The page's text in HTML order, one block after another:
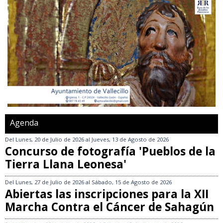
Agenda
Del Lunes, 20 de Julio de 2026 al Jueves, 13 de Agosto de 2026
Concurso de fotografía 'Pueblos de la
Tierra Llana Leonesa'
Del Lunes, 27 de Julio de 2026 al Sábado, 15 de Agosto de 2026
Abiertas las inscripciones para la XII
Marcha Contra el Cáncer de Sahagún